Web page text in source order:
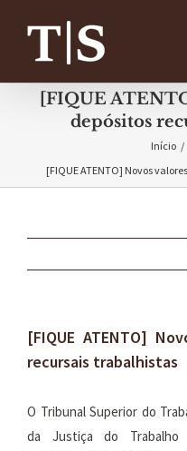
conteúdo
[FIQUE
depósitos
Início /
[FIQUE ATENTO] Novos
[FIQUE ATENTO]
recursais trabalhistas
O Tribunal Superior do
da Justiça do